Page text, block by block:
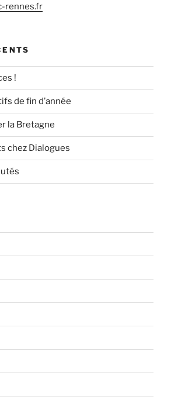
rennes.fr
!
de fin d’année
la Bretagne
chez Dialogues